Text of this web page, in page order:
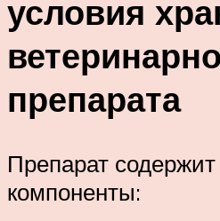
условия
препарата
Препарат
компоненты: